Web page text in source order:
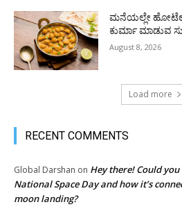
ಮನೆಯಲ್ಲೇ
ಕುರ್ಮಾ ಮಾಡುವ
August 8, 2026
Load more
RECENT COMMENTS
Global Darshan on Hey there! Could
National Space Day and how it’s
moon landing?